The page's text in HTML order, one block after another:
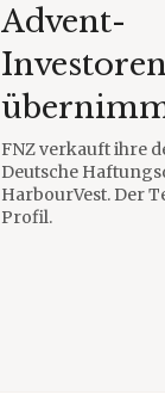
Advent-
FNZ verkauft ihre
Deutsche
HarbourVest. Der
Profil.